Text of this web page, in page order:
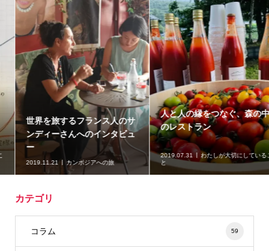
人と人の縁をつなぐ、森の中
のレストラン
わたしが大切にしているこ
Green beautyに魅了された
世界中の人たちと一緒にスタ
ートラインに立つ
2019.07.15 ナチュラルコスメ
カテゴリ
コラム 59